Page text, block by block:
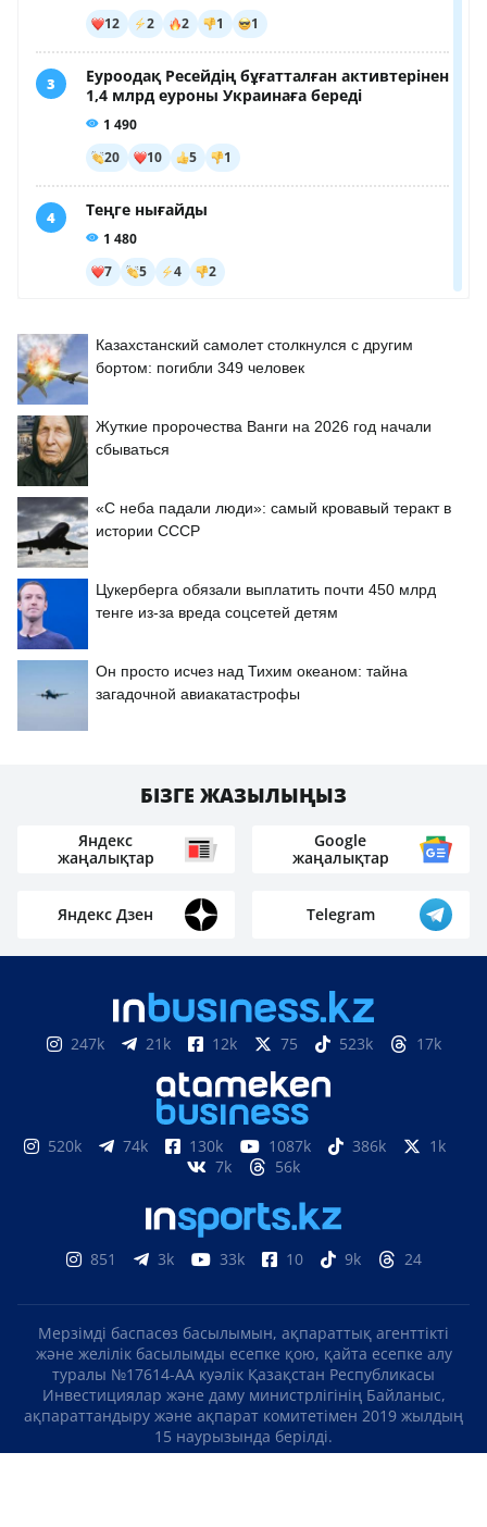
Казахстанский самолет столкнулся с другим
бортом: погибли 349 человек
Жуткие пророчества Ванги на 2026 год начали
сбываться
«С неба падали люди»: самый кровавый теракт в
истории СССР
Цукерберга обязали выплатить почти 450 млрд
тенге из-за вреда соцсетей детям
Он просто исчез над Тихим океаном: тайна
загадочной авиакатастрофы
БІЗГЕ ЖАЗЫЛЫҢЫЗ
Яндекс
жаңалықтар
Google
жаңалықтар
Яндекс Дзен Telegram
247k 21k 12k 75 523k 17k
520k 74k 130k 1087k 386k
1k
7k
56k
851 3k 33k 10 9k 24
Мерзімді баспасөз басылымын, ақпараттық агенттікті
және желілік басылымды есепке қою, қайта есепке алу
туралы №17614-АА куәлік Қазақстан Республикасы
Инвестициялар және даму министрлігінің Байланыс,
ақпараттандыру және ақпарат комитетімен 2019 жылдың
15 наурызында берілді.